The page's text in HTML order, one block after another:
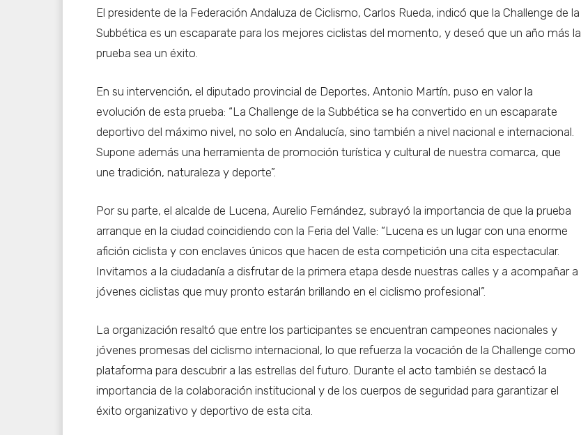
El presidente de la Federación Andaluza de Ciclismo, Carlos Rueda, indicó que la Challenge de la
Subbética es un escaparate para los mejores ciclistas del momento, y deseó que un año más la
prueba sea un éxito.
En su intervención, el diputado provincial de Deportes, Antonio Martín, puso en valor la
evolución de esta prueba: “La Challenge de la Subbética se ha convertido en un escaparate
deportivo del máximo nivel, no solo en Andalucía, sino también a nivel nacional e internacional.
Supone además una herramienta de promoción turística y cultural de nuestra comarca, que
une tradición, naturaleza y deporte”.
Por su parte, el alcalde de Lucena, Aurelio Fernández, subrayó la importancia de que la prueba
arranque en la ciudad coincidiendo con la Feria del Valle: “Lucena es un lugar con una enorme
afición ciclista y con enclaves únicos que hacen de esta competición una cita espectacular.
Invitamos a la ciudadanía a disfrutar de la primera etapa desde nuestras calles y a acompañar a
jóvenes ciclistas que muy pronto estarán brillando en el ciclismo profesional”.
La organización resaltó que entre los participantes se encuentran campeones nacionales y
jóvenes promesas del ciclismo internacional, lo que refuerza la vocación de la Challenge como
plataforma para descubrir a las estrellas del futuro. Durante el acto también se destacó la
importancia de la colaboración institucional y de los cuerpos de seguridad para garantizar el
éxito organizativo y deportivo de esta cita.